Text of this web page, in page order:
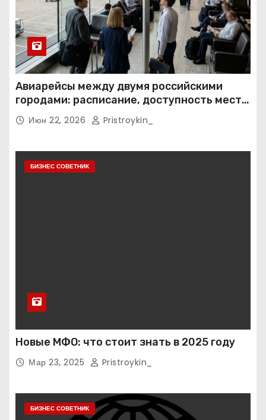
Авиарейсы между двумя российскими
городами: расписание, доступность мест и
тарифные условия
Июн 22, 2026 Pristroykin_
БИЗНЕС СОВЕТНИК
Новые МФО: что стоит знать в 2025 году
Мар 23, 2025 Pristroykin_
БИЗНЕС СОВЕТНИК